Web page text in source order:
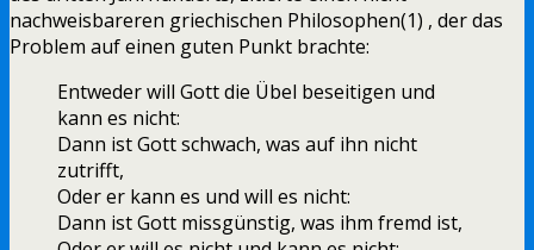
nachweisbareren griechischen Philosophen(1) , der das
Problem auf einen guten Punkt brachte:
Entweder will Gott die Übel beseitigen und
kann es nicht:
Dann ist Gott schwach, was auf ihn nicht
zutrifft,
Oder er kann es und will es nicht:
Dann ist Gott missgünstig, was ihm fremd ist,